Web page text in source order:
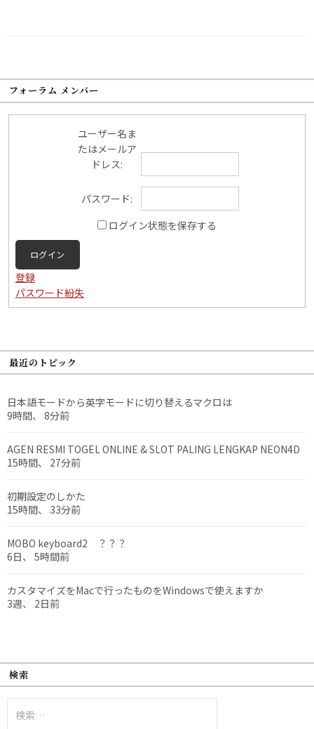
フォーラム メンバー
ユーザー名ま
たはメールア
ドレス:
パスワード:
ログイン状態を保存する
ログイン
登録
パスワード紛失
最近のトピック
日本語モードから英字モードに切り替えるマクロは
9時間、 8分前
AGEN RESMI TOGEL ONLINE & SLOT PALING LENGKAP NEON4D
15時間、 27分前
初期設定のしかた
15時間、 33分前
MOBO keyboard2 ？？？
6日、 5時間前
カスタマイズをMacで行ったものをWindowsで使えますか
3週、 2日前
検索
索: